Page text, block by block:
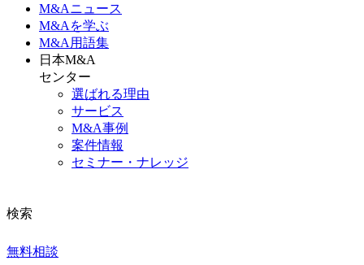
M&Aニュース
M&Aを学ぶ
M&A 用語集
日本M&A
センター
選ばれる理由
サービス
M&A事例
案件情報
セミナー・ナレッジ
検索
無料相談